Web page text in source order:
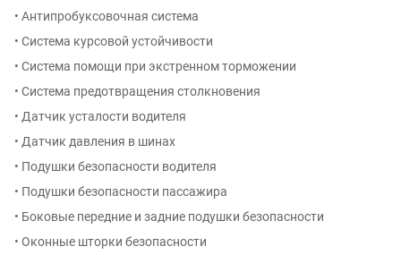
• Антипробуксовочная система
• Система курсовой устойчивости
• Система помощи при экстренном торможении
• Система предотвращения столкновения
• Датчик усталости водителя
• Датчик давления в шинах
• Подушки безопасности водителя
• Подушки безопасности пассажира
• Боковые передние и задние подушки безопасности
• Оконные шторки безопасности